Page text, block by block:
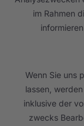
im Rahmen
Wenn Sie uns
lassen,
inklusive der
zwecks